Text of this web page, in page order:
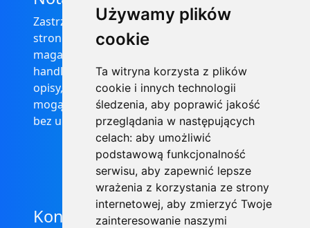
Używamy plików
cookie
Ta witryna korzysta z plików
cookie i innych technologii
śledzenia, aby poprawić jakość
przeglądania w następujących
celach: aby umożliwić
podstawową funkcjonalność
serwisu, aby zapewnić lepsze
wrażenia z korzystania ze strony
internetowej, aby zmierzyć Twoje
zainteresowanie naszymi
Zastrzega się, że informacje zamieszczone na
stronie internetowej https://informator-
magazynowy.technical.pl/ nie stanowią oferty
handlowej w rozumieniu prawa, ponadto
opisy, dane techniczne i pozostałe informacje
mogą ulec zmianie bez podania przyczyny i
bez uprzedzenia.
Kontakt